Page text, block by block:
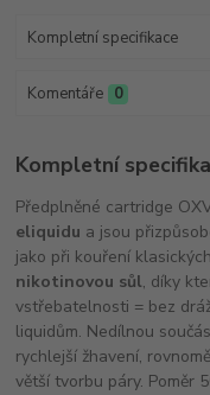
Kompletní specifikace
Komentáře 0
Kompletní
Předplněné cartridge
eliquidu a jsou
jako při kouření
nikotinovou sůl, díky
vstřebatelnosti = bez
liquidům. Nedílnou
rychlejší žhavení,
větší tvorbu páry. Poměr